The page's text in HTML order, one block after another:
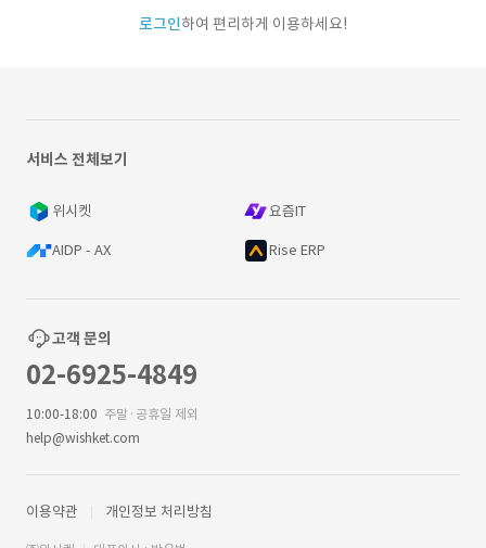
로그인하여 편리하게 이용하세요!
서비스 전체보기
위시켓 요즘IT
AIDP - AX Rise ERP
고객 문의
02-6925-4849
10:00-18:00 주말·공휴일 제외
help@wishket.com
이용약관 개인정보 처리방침